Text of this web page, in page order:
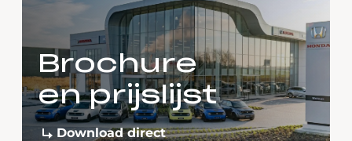
Brochure
en prijslijst
Download direct